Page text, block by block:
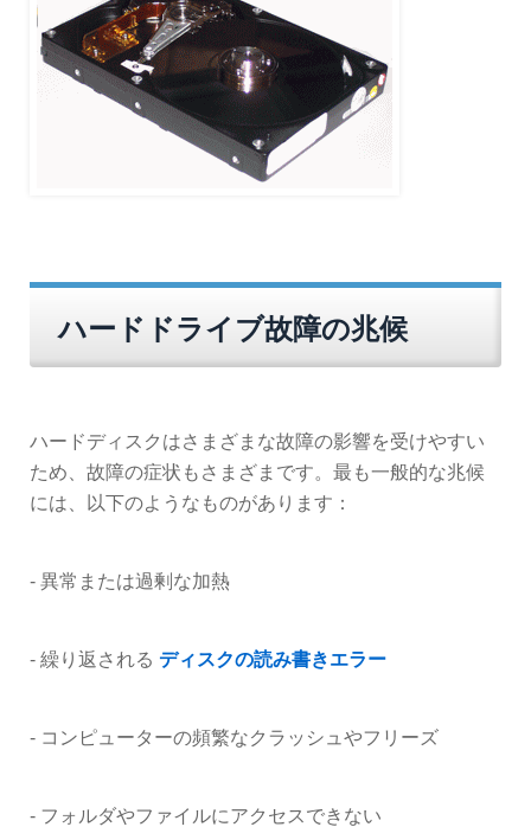
ハードドライブ故障の兆候
ハードディスクはさまざまな故障の影響を受けやすい
ため、故障の症状もさまざまです。最も一般的な兆候
には、以下のようなものがあります：
- 異常または過剰な加熱
- 繰り返される ディスクの読み書きエラー
- コンピューターの頻繁なクラッシュやフリーズ
- フォルダやファイルにアクセスできない